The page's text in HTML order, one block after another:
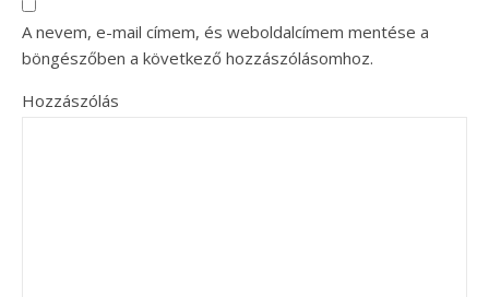
A nevem, e-mail címem, és weboldalcímem mentése a
böngészőben a következő hozzászólásomhoz.
Hozzászólás